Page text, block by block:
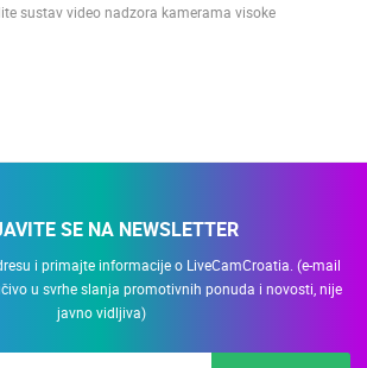
sustav video nadzora kamerama visoke
SE NA NEWSLETTER
i primajte informacije o LiveCamCroatia. (e-mail
u svrhe slanja promotivnih ponuda i novosti, nije
javno vidljiva)